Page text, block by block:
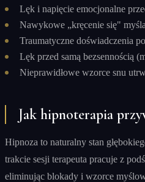
Lęk i napięcie emocjonalne
Nawykowe „kręcenie się"
Traumatyczne doświadczenia
Lęk przed samą bezsennością
Nieprawidłowe wzorce snu
Jak hipnoterapia
Hipnoza to naturalny stan
trakcie sesji terapeuta pracuje z
eliminując blokady i wzorce